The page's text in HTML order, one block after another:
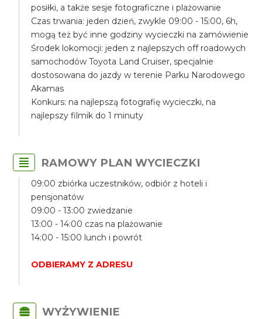
posiłki, a także sesje fotograficzne i plażowanie
Czas trwania: jeden dzień, zwykle 09:00 - 15:00, 6h,
mogą też być inne godziny wycieczki na zamówienie
Środek lokomocji: jeden z najlepszych off roadowych
samochodów Toyota Land Cruiser, specjalnie
dostosowana do jazdy w terenie Parku Narodowego
Akamas
Konkurs: na najlepszą fotografię wycieczki, na
najlepszy filmik do 1 minuty
RAMOWY PLAN WYCIECZKI
09:00 zbiórka uczestników, odbiór z hoteli i
pensjonatów
09:00 - 13:00 zwiedzanie
13:00 - 14:00 czas na plażowanie
14:00 - 15:00 lunch i powrót
ODBIERAMY Z ADRESU
WYŻYWIENIE